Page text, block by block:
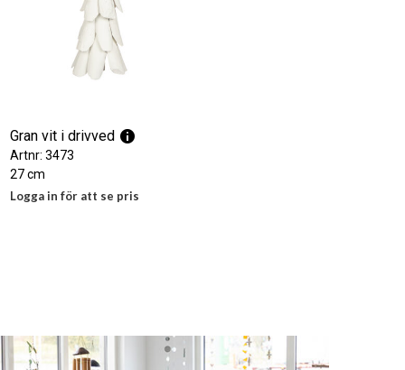
Gran vit i drivved
Artnr: 3473
27 cm
Logga in för att se pris